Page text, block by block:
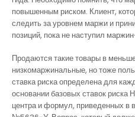
повышенным риском. Клиент,
следить за уровнем маржи и
позиций, пока не наступил
Продаются такие товары в
низкомаржинальные, но тоже
ставка риска определена для
основании базовых ставок риска
центра и формул, приведенных в